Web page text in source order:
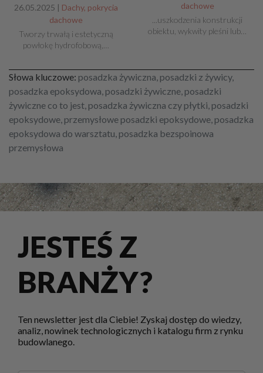
26.05.2025 | Dachy, pokrycia
dachowe
Tworzy trwałą i estetyczną
powłokę hydrofobową,…
dachowe
...uszkodzenia konstrukcji
obiektu, wykwity pleśni lub…
Słowa kluczowe: posadzka żywiczna, posadzki z żywicy,
posadzka epoksydowa, posadzki żywiczne, posadzki
żywiczne co to jest, posadzka żywiczna czy płytki, posadzki
epoksydowe, przemysłowe posadzki epoksydowe, posadzka
epoksydowa do warsztatu, posadzka bezspoinowa
przemysłowa
JESTEŚ Z
BRANŻY?
Ten newsletter jest dla Ciebie! Zyskaj dostęp do wiedzy,
analiz, nowinek technologicznych i katalogu firm z rynku
budowlanego.